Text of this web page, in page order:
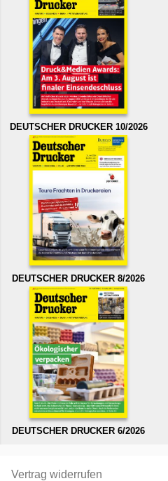
DEUTSCHER DRUCKER 10/2026
DEUTSCHER DRUCKER 8/2026
DEUTSCHER DRUCKER 6/2026
Vertrag widerrufen